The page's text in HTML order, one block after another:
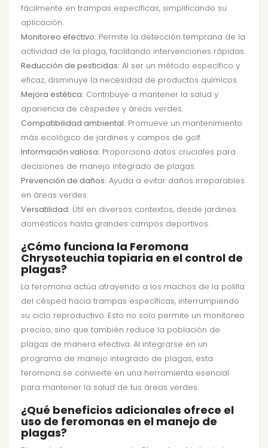
fácilmente en trampas específicas, simplificando su
aplicación.
Monitoreo efectivo: Permite la detección temprana de la
actividad de la plaga, facilitando intervenciones rápidas.
Reducción de pesticidas: Al ser un método específico y
eficaz, disminuye la necesidad de productos químicos.
Mejora estética: Contribuye a mantener la salud y
apariencia de céspedes y áreas verdes.
Compatibilidad ambiental: Promueve un mantenimiento
más ecológico de jardines y campos de golf.
Información valiosa: Proporciona datos cruciales para
decisiones de manejo integrado de plagas.
Prevención de daños: Ayuda a evitar daños irreparables
en áreas verdes.
Versatilidad: Útil en diversos contextos, desde jardines
domésticos hasta grandes campos deportivos.
¿Cómo funciona la Feromona
Chrysoteuchia topiaria en el control de
plagas?
La feromona actúa atrayendo a los machos de la polilla
del césped hacia trampas específicas, interrumpiendo
su ciclo reproductivo. Esto no solo permite un monitoreo
preciso, sino que también reduce la población de
plagas de manera efectiva. Al integrarse en un
programa de manejo integrado de plagas, esta
feromona se convierte en una herramienta esencial
para mantener la salud de tus áreas verdes.
¿Qué beneficios adicionales ofrece el
uso de feromonas en el manejo de
plagas?